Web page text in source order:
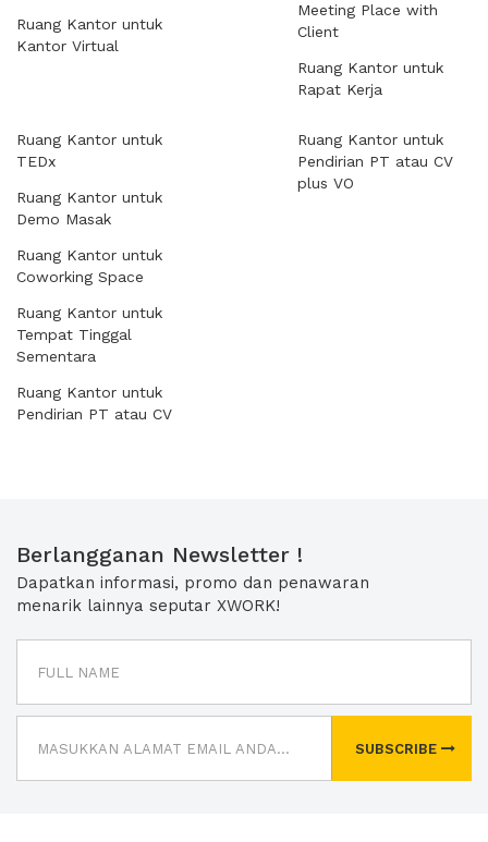
Ruang Kantor untuk
Kantor Virtual
Meeting Place with
Client
Ruang Kantor untuk
Rapat Kerja
Ruang Kantor untuk
TEDx
Ruang Kantor untuk
Demo Masak
Ruang Kantor untuk
Coworking Space
Ruang Kantor untuk
Tempat Tinggal
Sementara
Ruang Kantor untuk
Pendirian PT atau CV
Ruang Kantor untuk
Pendirian PT atau CV
plus VO
Berlangganan Newsletter !
Dapatkan informasi, promo dan penawaran
menarik lainnya seputar XWORK!
SUBSCRIBE